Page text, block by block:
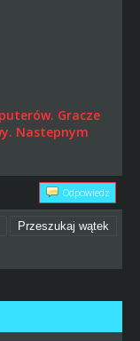
Gracze
Nastepnym
Odpowiedz